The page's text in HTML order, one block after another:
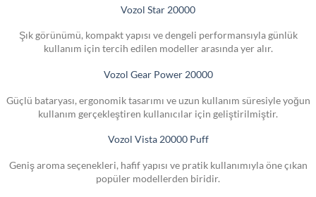
Vozol Star 20000
Şık görünümü, kompakt yapısı ve dengeli performansıyla günlük
kullanım için tercih edilen modeller arasında yer alır.
Vozol Gear Power 20000
Güçlü bataryası, ergonomik tasarımı ve uzun kullanım süresiyle yoğun
kullanım gerçekleştiren kullanıcılar için geliştirilmiştir.
Vozol Vista 20000 Puff
Geniş aroma seçenekleri, hafif yapısı ve pratik kullanımıyla öne çıkan
popüler modellerden biridir.